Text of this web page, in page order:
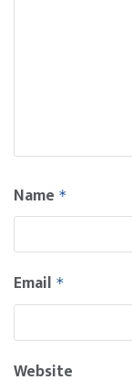
Name *
Email *
Website